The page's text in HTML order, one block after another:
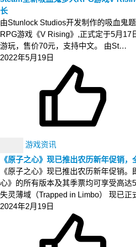
长
由Stunlock Studios开发制作的吸血鬼
RPG游戏《V Rising》,正式定于5月17
游玩，售价70元，支持中文。 由St…
2022年5月19日
游戏资讯
《原子之心》现已推出农历新年促销
《原子之心》现已推出农历新年促销
心》的所有版本及其季票均可享受高达
失灵薄域（Trapped in Limbo） 现已
2024年2月19日